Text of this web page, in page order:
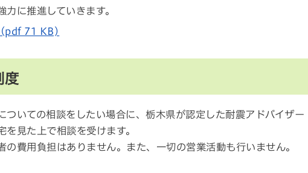
に推進していきます。
71 KB)
度
ついての相談をしたい場合に、栃木県が認定した耐震アドバイザー
を見た上で相談を受けます。
費用負担はありません。また、一切の営業活動も行いません。